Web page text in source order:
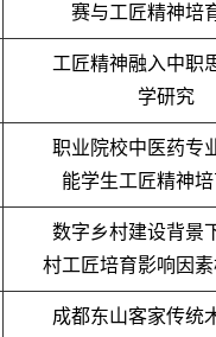
赛与工匠精神培
工匠精神融入中职
学研究
职业院校中医药专
能学生工匠精神
数字乡村建设背景
村工匠培育影响因
成都东山客家传统